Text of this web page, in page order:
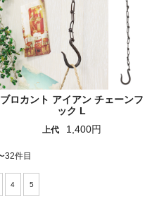
ブロカント アイアン チェーンフ
ック L
上代 1,400円
32件目
4 5